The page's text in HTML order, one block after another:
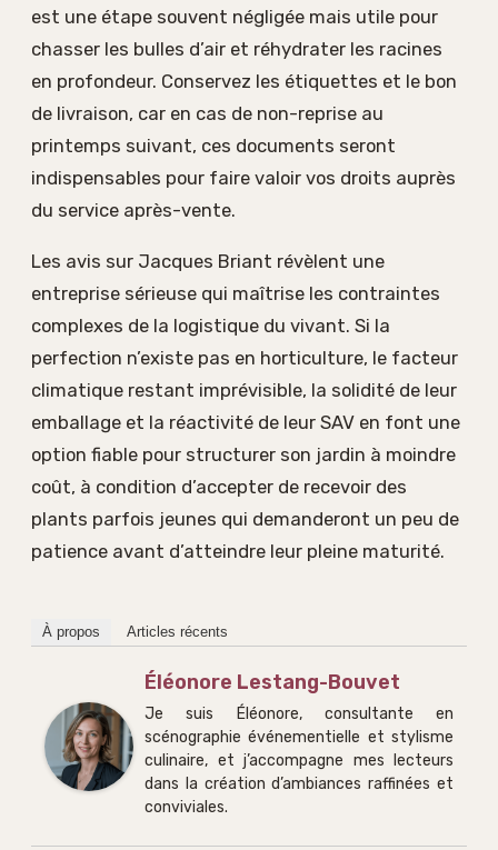
est une étape souvent négligée mais utile pour
chasser les bulles d’air et réhydrater les racines
en profondeur. Conservez les étiquettes et le bon
de livraison, car en cas de non-reprise au
printemps suivant, ces documents seront
indispensables pour faire valoir vos droits auprès
du service après-vente.
Les avis sur Jacques Briant révèlent une
entreprise sérieuse qui maîtrise les contraintes
complexes de la logistique du vivant. Si la
perfection n’existe pas en horticulture, le facteur
climatique restant imprévisible, la solidité de leur
emballage et la réactivité de leur SAV en font une
option fiable pour structurer son jardin à moindre
coût, à condition d’accepter de recevoir des
plants parfois jeunes qui demanderont un peu de
patience avant d’atteindre leur pleine maturité.
À propos Articles récents
Éléonore Lestang-Bouvet
Je suis Éléonore, consultante en
scénographie événementielle et stylisme
culinaire, et j’accompagne mes lecteurs
dans la création d’ambiances raffinées et
conviviales.